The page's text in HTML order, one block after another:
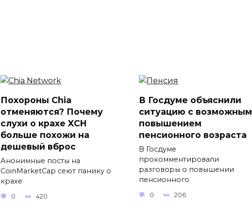
Похороны Chia
отменяются? Почему
слухи о крахе XCH
больше похожи на
дешевый вброс
Анонимные посты на
CoinMarketCap сеют панику о
крахе
0 420
В Госдуме объяснили
ситуацию с возможным
повышением
пенсионного возраста
В Госдуме
прокомментировали
разговоры о повышении
пенсионного
0 206